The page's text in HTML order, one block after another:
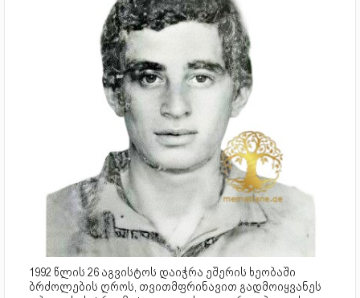
1992 წლის 26 აგვისტოს დაიჭრა ეშერის ხეობაში
ბრძოლების ღროს, თვითმფრინავით გადმოიყვანეს